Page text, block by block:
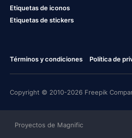
Etiquetas de iconos
Etiquetas de stickers
Términos y condiciones Política de
Copyright © 2010-2026 Freepik
Proyectos de Magnific